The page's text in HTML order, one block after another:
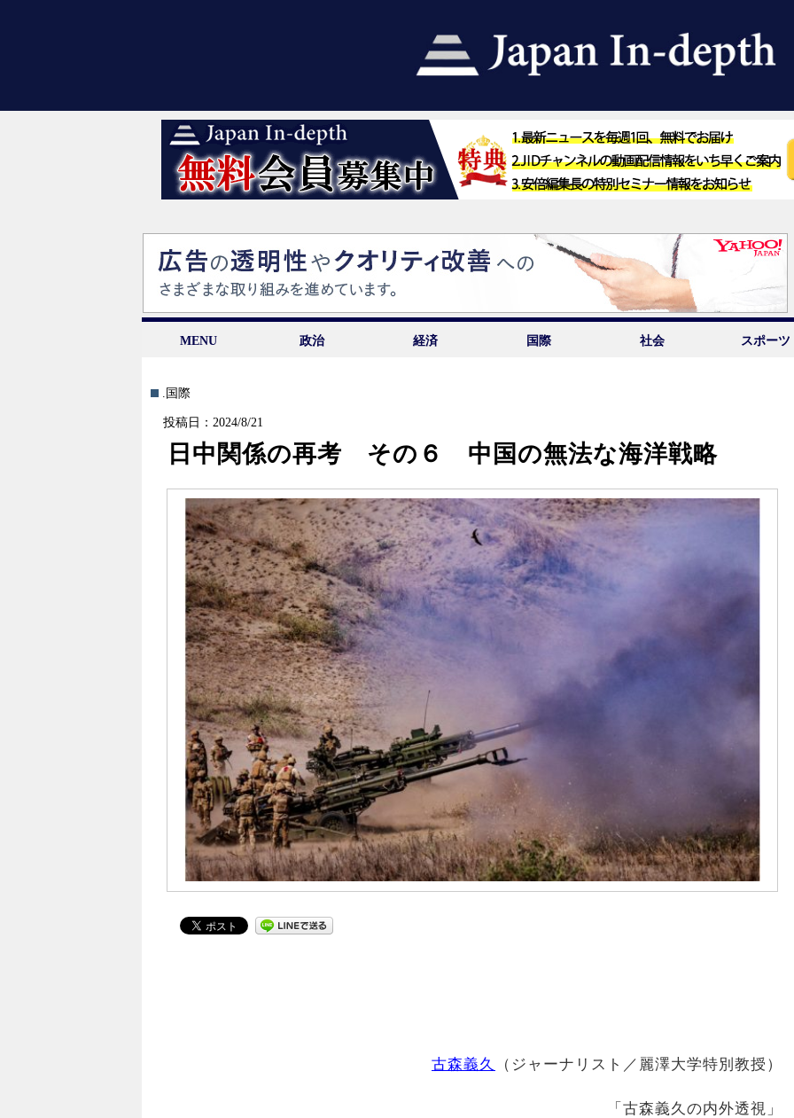
MENU 政治 経済 国際 社会 スポーツ
.国際
投稿日：2024/8/21
日中関係の再考 その６ 中国の無法な海洋戦略
古森義久 （ジャーナリスト／麗澤大学特別教授）
「古森義久の内外透視」